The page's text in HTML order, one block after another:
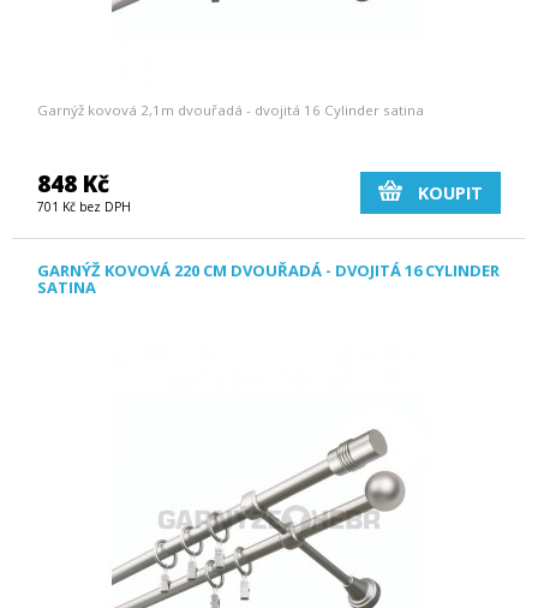
Garnýž kovová 2,1m dvouřadá - dvojitá 16 Cylinder satina
848 Kč
701 Kč bez DPH
KOUPIT
GARNÝŽ KOVOVÁ 220 CM DVOUŘADÁ - DVOJITÁ 16 CYLINDER
SATINA